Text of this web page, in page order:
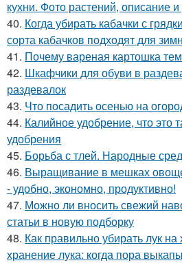
кухни. Фото растений, описание и
40. Когда убирать кабачки с
сорта кабачков подходят для
41. Почему вареная картошка
42. Шкафчики для обуви в
раздевалок
43. Что посадить осенью на
44. Калийное удобрение, что это
удобрения
45. Борьба с тлей. Народные
46. Выращивание в мешках
- удобно, экономно, продуктивно!
47. Можно ли вносить свежий
статьи в новую подборку
48. Как правильно убирать лук
хранение лука: когда пора